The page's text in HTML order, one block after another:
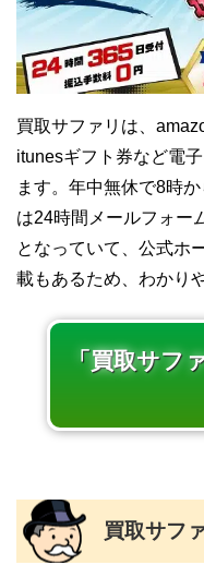
買取サファリは、
itunesギフト券など電
ます。年中無休で8時
は24時間メールフォー
となっていて、公式ホ
載もあるため、わかり
「買取サフ
買取サフ